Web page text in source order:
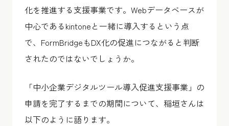
化を推進する支援事業です。Webデータベースが
中心であるkintoneと一緒に導入するという点
で、FormBridgeもDX化の促進につながると判断
されたのではないでしょうか。
「中小企業デジタルツール導入促進支援事業」の
申請を完了するまでの期間について、稲垣さんは
以下のように語ります。